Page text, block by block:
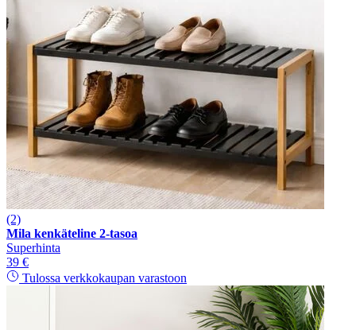
(2)
Mila kenkäteline 2-tasoa
Superhinta
39 €
Tulossa verkkokaupan varastoon